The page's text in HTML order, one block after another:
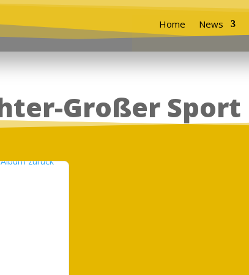
Home News
Großer Sport